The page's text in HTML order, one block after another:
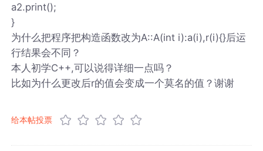
a2.print();
}
为什么把程序把构造函数改为A::A(int i):a(i),r(i){}后运
行结果会不同？
本人初学C++,可以说得详细一点吗？
比如为什么更改后r的值会变成一个莫名的值？谢谢
给本帖投票